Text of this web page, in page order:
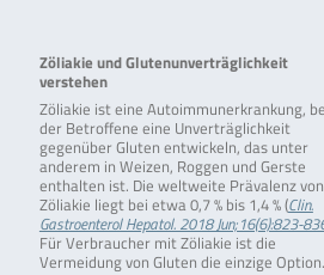
Zöliakie und Glutenunverträglichkeit
verstehen
Zöliakie ist eine Autoimmunerkrankung,
der Betroffene eine Unverträglichkeit
gegenüber Gluten entwickeln, das unter
anderem in Weizen, Roggen und Gerste
enthalten ist. Die weltweite Prävalenz von
Zöliakie liegt bei etwa 0,7 % bis 1,4 % (Clin.
Gastroenterol Hepatol. 2018 Jun;16(6):823-
Für Verbraucher mit Zöliakie ist die
Vermeidung von Gluten die einzige Option.